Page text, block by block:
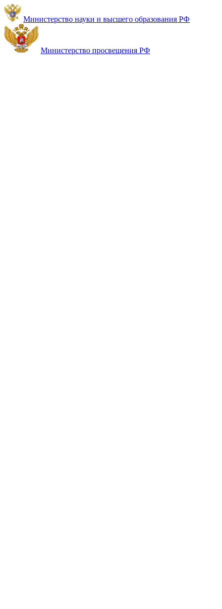
Министерство науки и высшего образования РФ
Министерство просвещения РФ